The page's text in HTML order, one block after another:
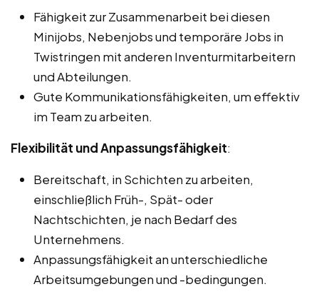
Fähigkeit zur Zusammenarbeit bei diesen
Minijobs, Nebenjobs und temporäre Jobs in
Twistringen mit anderen Inventurmitarbeitern
und Abteilungen.
Gute Kommunikationsfähigkeiten, um effektiv
im Team zu arbeiten.
Flexibilität und Anpassungsfähigkeit:
Bereitschaft, in Schichten zu arbeiten,
einschließlich Früh-, Spät- oder
Nachtschichten, je nach Bedarf des
Unternehmens.
Anpassungsfähigkeit an unterschiedliche
Arbeitsumgebungen und -bedingungen.